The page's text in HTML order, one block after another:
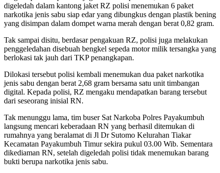
digeledah dalam kantong jaket RZ polisi menemukan 6 paket
narkotika jenis sabu siap edar yang dibungkus dengan plastik bening
yang disimpan dalam dompet warna merah dengan berat 0,82 gram.
Tak sampai disitu, berdasar pengakuan RZ, polisi juga melakukan
penggeledahan disebuah bengkel sepeda motor milik tersangka yang
berlokasi tak jauh dari TKP penangkapan.
Dilokasi tersebut polisi kembali menemukan dua paket narkotika
jenis sabu dengan berat 2,68 gram bersama satu unit timbangan
digital. Kepada polisi, RZ mengaku mendapatkan barang tersebut
dari seseorang inisial RN.
Tak menunggu lama, tim buser Sat Narkoba Polres Payakumbuh
langsung mencari keberadaan RN yang berhasil ditemukan di
rumahnya yang beralamat di Jl Dr Sutomo Kelurahan Tiakar
Kecamatan Payakumbuh Timur sekira pukul 03.00 Wib. Sementara
dikediaman RN, setelah digeledah polisi tidak menemukan barang
bukti berupa narkotika jenis sabu.